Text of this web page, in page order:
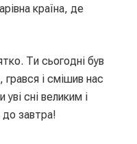
країна, де
Ти сьогодні був
і смішив нас
сні великим і
завтра!